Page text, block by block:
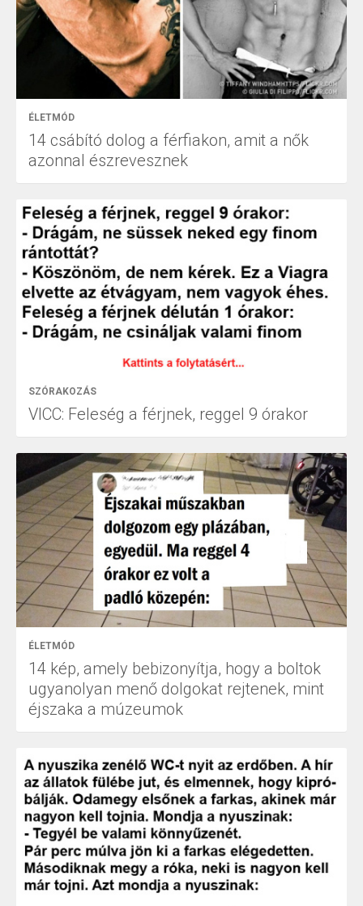
ÉLETMÓD
14 csábító dolog a férfiakon, amit a nők
azonnal észrevesznek
SZÓRAKOZÁS
VICC: Feleség a férjnek, reggel 9 órakor
ÉLETMÓD
14 kép, amely bebizonyítja, hogy a boltok
ugyanolyan menő dolgokat rejtenek, mint
éjszaka a múzeumok